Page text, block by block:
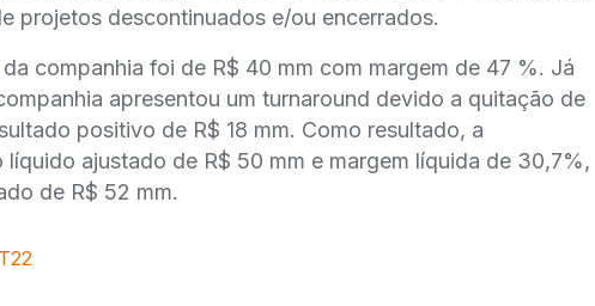
projetos descontinuados e/ou encerrados.
companhia foi de R$ 40 mm com margem de 47 %. Já
apresentou um turnaround devido a quitação de
positivo de R$ 18 mm. Como resultado, a
ajustado de R$ 50 mm e margem líquida de 30,7%,
de R$ 52 mm.